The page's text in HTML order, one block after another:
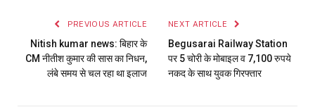
PREVIOUS ARTICLE
Nitish kumar news: बिहार के
CM नीतीश कुमार की सास का निधन,
लंबे समय से चल रहा था इलाज
NEXT ARTICLE
Begusarai Railway Station
पर 5 चोरी के मोबाइल व 7,100 रुपये
नकद के साथ युवक गिरफ्तार